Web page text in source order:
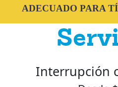
ADECUADO PARA
Interrupción